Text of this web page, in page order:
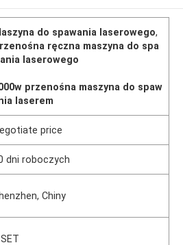
do spawania laserowego,
ręczna maszyna do spa
laserowego
przenośna maszyna do spaw
laserem
price
dni roboczych
Chiny